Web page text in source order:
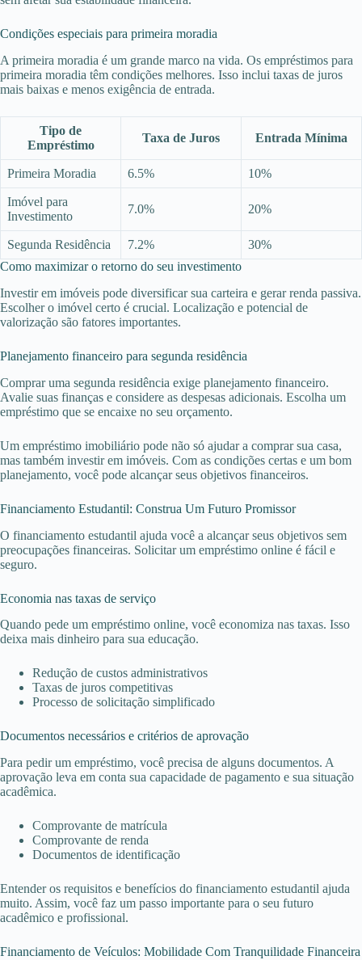
Condições especiais para primeira moradia
A primeira moradia é um grande marco na vida. Os empréstimos para
primeira moradia têm condições melhores. Isso inclui taxas de juros
mais baixas e menos exigência de entrada.
Tipo de
Empréstimo
Taxa de Juros Entrada Mínima
Primeira Moradia 6.5% 10%
Imóvel para
Investimento
7.0% 20%
Segunda Residência 7.2%
30%
Como maximizar o retorno do seu investimento
Investir em imóveis pode diversificar sua carteira e gerar renda passiva.
Escolher o imóvel certo é crucial. Localização e potencial de
valorização são fatores importantes.
Planejamento financeiro para segunda residência
Comprar uma segunda residência exige planejamento financeiro.
Avalie suas finanças e considere as despesas adicionais. Escolha um
empréstimo que se encaixe no seu orçamento.
Um empréstimo imobiliário pode não só ajudar a comprar sua casa,
mas também investir em imóveis. Com as condições certas e um bom
planejamento, você pode alcançar seus objetivos financeiros.
Financiamento Estudantil: Construa Um Futuro Promissor
O financiamento estudantil ajuda você a alcançar seus objetivos sem
preocupações financeiras. Solicitar um empréstimo online é fácil e
seguro.
Economia nas taxas de serviço
Quando pede um empréstimo online, você economiza nas taxas. Isso
deixa mais dinheiro para sua educação.
Redução de custos administrativos
Taxas de juros competitivas
Processo de solicitação simplificado
Documentos necessários e critérios de aprovação
Para pedir um empréstimo, você precisa de alguns documentos. A
aprovação leva em conta sua capacidade de pagamento e sua situação
acadêmica.
Comprovante de matrícula
Comprovante de renda
Documentos de identificação
Entender os requisitos e benefícios do financiamento estudantil ajuda
muito. Assim, você faz um passo importante para o seu futuro
acadêmico e profissional.
Financiamento de Veículos: Mobilidade Com Tranquilidade Financeira